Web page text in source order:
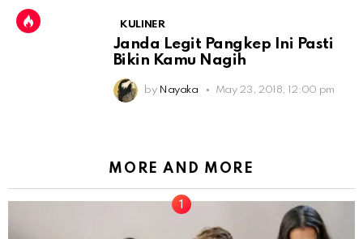
KULINER
Janda Legit Pangkep Ini Pasti
Bikin Kamu Nagih
by Nayaka May 23, 2018, 12:00 pm
MORE AND MORE